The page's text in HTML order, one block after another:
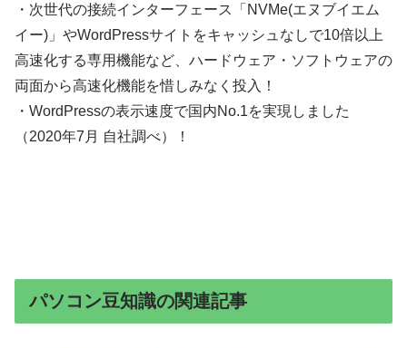
・次世代の接続インターフェース「NVMe(エヌブイエム
イー)」やWordPressサイトをキャッシュなしで10倍以上
高速化する専用機能など、ハードウェア・ソフトウェアの
両面から高速化機能を惜しみなく投入！
・WordPressの表示速度で国内No.1を実現しました
（2020年7月 自社調べ）！
パソコン豆知識の関連記事